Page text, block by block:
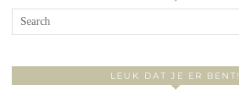
LEUK DAT JE ER BENT!